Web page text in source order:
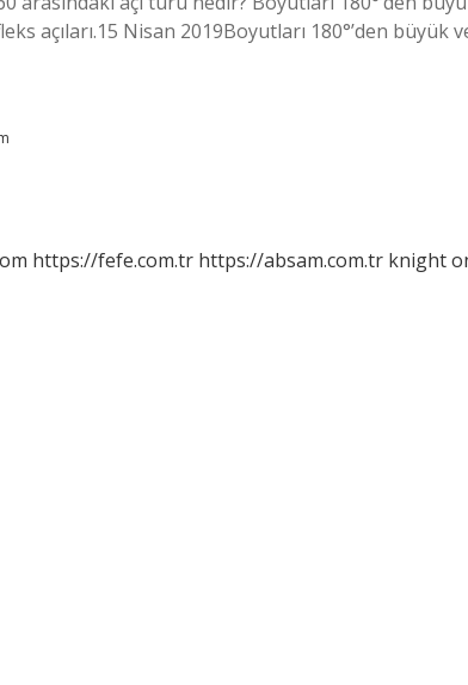
açıları.15 Nisan 2019Boyutları 180°’den büyük
https://fefe.com.tr https://absam.com.tr knight